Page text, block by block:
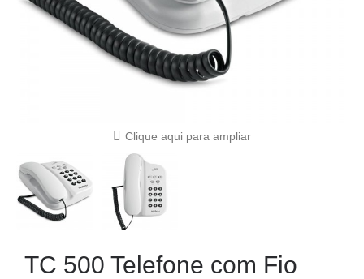
Clique aqui para ampliar
TC 500 Telefone com Fio